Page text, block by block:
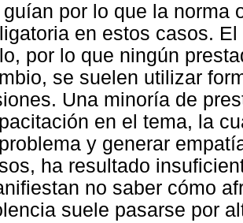
guían por lo que la norma
en estos casos.
por lo que ningún
se suelen utilizar
Una minoría de
en el tema, la
y generar
ha resultado
no saber cómo
suele pasarse por